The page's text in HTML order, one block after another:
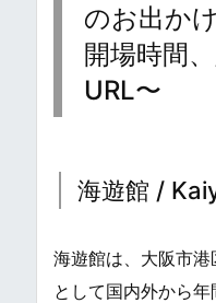
のお出か
開場時間
URL〜
海遊館 /
海遊館は、大阪市
として国内外から